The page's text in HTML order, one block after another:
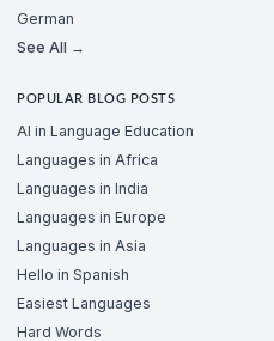
German
See All →
POPULAR BLOG POSTS
AI in Language Education
Languages in Africa
Languages in India
Languages in Europe
Languages in Asia
Hello in Spanish
Easiest Languages
Hard Words